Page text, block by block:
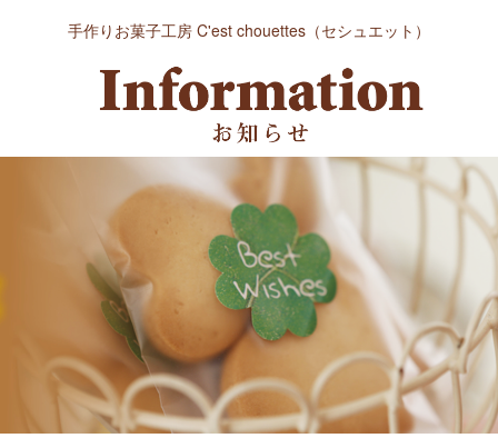
手作りお菓子工房 C'est chouettes（セシュエット）